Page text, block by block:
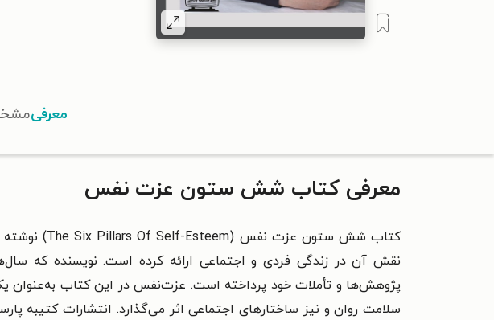
معرفی
معرفی کتاب شش ستون عزت نفس
کتاب شش ستون عزت نفس (The Six Pillars Of Self-Esteem) نوشته
نقش آن در زندگی فردی و اجتماعی ارائه کرده است. نویسنده که
پژوهش‌ها و تأملات خود پرداخته است. عزت‌نفس در این کتاب به‌عنوان
سلامت روان و نیز ساختارهای اجتماعی اثر می‌گذارد. انتشارات کتیبه